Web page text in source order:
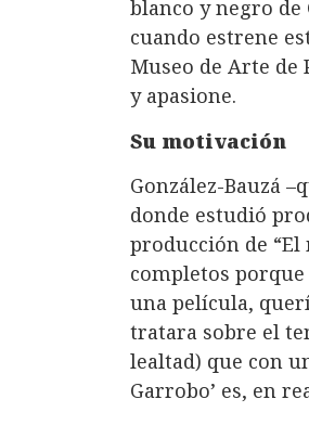
blanco y negro
cuando estrene
Museo de Arte de
y apasione.
Su motivación
González-Bauzá
donde estudió
producción de
completos
una película,
tratara sobre el
lealtad) que con
Garrobo’ es, en